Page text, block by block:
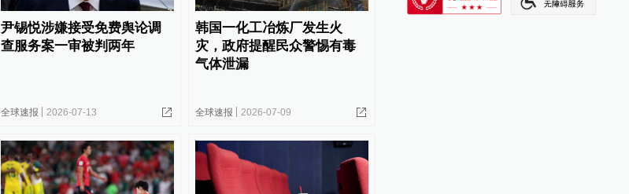
尹锡悦涉嫌接受免费舆论调
查服务案一审被判两年
全球速报 2026-07-13
韩国一化工冶炼厂发生火
灾，政府提醒民众警惕有毒
气体泄漏
全球速报 2026-07-09